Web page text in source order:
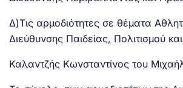
Δ)Τις αρμοδιότητες σε θέματα
Διεύθυνσης Παιδείας, Πολιτισμού
Καλαντζής Κωνσταντίνος του